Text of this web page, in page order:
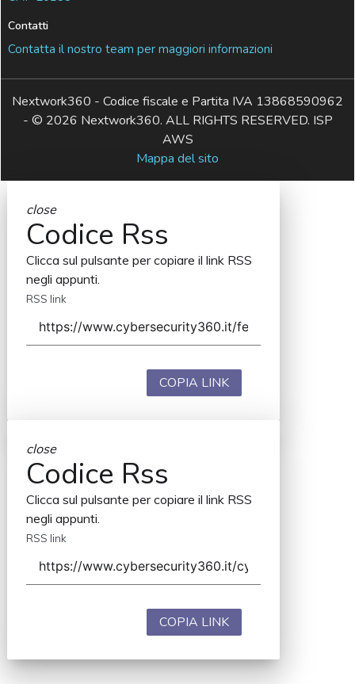
Contatti
Contatta il nostro team per maggiori informazioni
Nextwork360 - Codice fiscale e Partita IVA 13868590962
- © 2026 Nextwork360. ALL RIGHTS RESERVED. ISP
AWS
Mappa del sito
close
Codice Rss
Clicca sul pulsante per copiare il link RSS
negli appunti.
RSS link
COPIA LINK
close
Codice Rss
Clicca sul pulsante per copiare il link RSS
negli appunti.
RSS link
COPIA LINK